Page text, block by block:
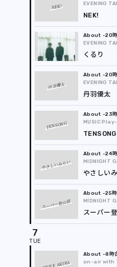
NEK!
EVENING
NEK!
-20
EVENING
くるり
丹羽優太
-20
EVENING
丹羽優太
TENSONG
-23
MUSIC
TENSONG
やさしいみらい
-24
MIDNIGHT
やさしい
スーパー登山部
-25
MIDNIGHT
スーパー
7
-8時
on-air with